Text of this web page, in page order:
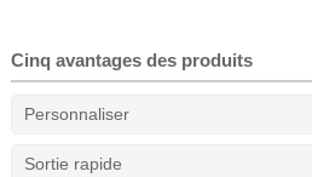
Cinq avantages des produits
Personnaliser
Sortie rapide